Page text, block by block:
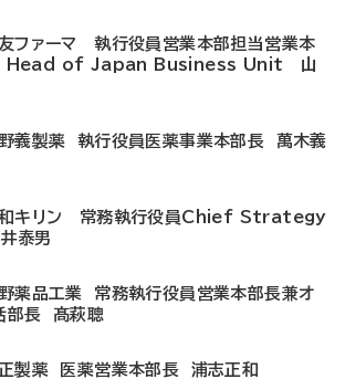
友ファーマ 執行役員営業本部担当営業本
Head of Japan Business Unit 山
野義製薬 執行役員医薬事業本部長 萬木義
協和キリン 常務執行役員Chief Strategy
泰男
野薬品工業 常務執行役員営業本部長兼オ
部長 髙萩聰
正製薬 医薬営業本部長 浦志正和